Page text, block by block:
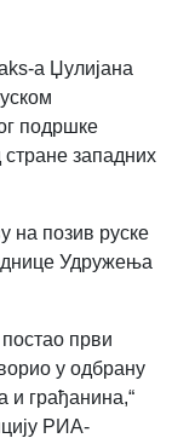
а Џулијана
подршке
западних
на позив руске
Удружења
први
у одбрану
и грађанина,“
РИА-